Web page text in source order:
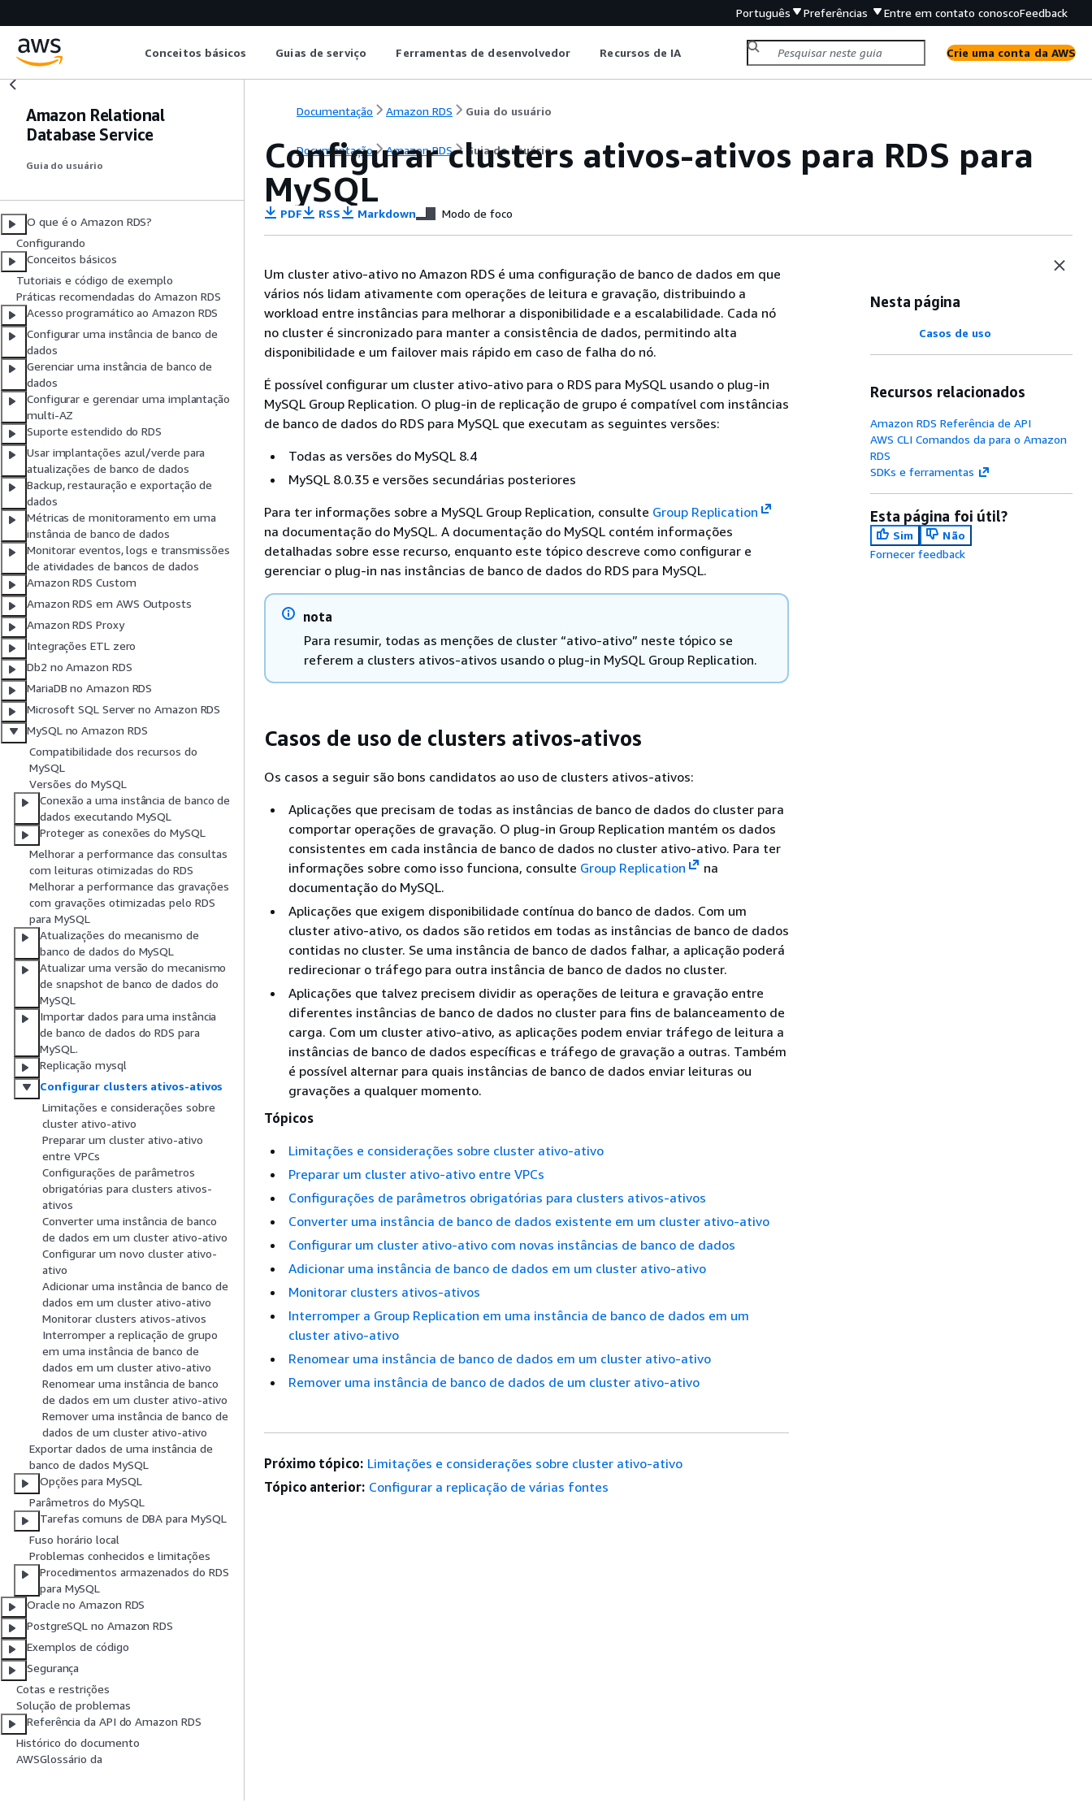
Português Preferências Entre em contato conoscoFeedback
Conceitos básicos Guias de serviço Ferramentas de desenvolvedor Recursos de IA Crie uma conta da AWS
Amazon Relational
Database Service
Guia do usuário
O que é o Amazon RDS?
Configurando
Conceitos básicos
Tutoriais e código de exemplo
Práticas recomendadas do Amazon RDS
Acesso programático ao Amazon RDS
Configurar uma instância de banco de
dados
Gerenciar uma instância de banco de
dados
Configurar e gerenciar uma implantação
multi-AZ
Suporte estendido do RDS
Usar implantações azul/verde para
atualizações de banco de dados
Backup, restauração e exportação de
dados
Métricas de monitoramento em uma
instância de banco de dados
Monitorar eventos, logs e transmissões
de atividades de bancos de dados
Amazon RDS Custom
Amazon RDS em AWS Outposts
Amazon RDS Proxy
Integrações ETL zero
Db2 no Amazon RDS
MariaDB no Amazon RDS
Microsoft SQL Server no Amazon RDS
MySQL no Amazon RDS
Compatibilidade dos recursos do
MySQL
Versões do MySQL
Conexão a uma instância de banco de
dados executando MySQL
Proteger as conexões do MySQL
Melhorar a performance das consultas
com leituras otimizadas do RDS
Melhorar a performance das gravações
com gravações otimizadas pelo RDS
para MySQL
Atualizações do mecanismo de
banco de dados do MySQL
Atualizar uma versão do mecanismo
de snapshot de banco de dados do
MySQL
Importar dados para uma instância
de banco de dados do RDS para
MySQL.
Replicação mysql
Configurar clusters ativos-ativos
Limitações e considerações sobre
cluster ativo-ativo
Preparar um cluster ativo-ativo
entre VPCs
Configurações de parâmetros
obrigatórias para clusters ativos-
ativos
Converter uma instância de banco
de dados em um cluster ativo-ativo
Configurar um novo cluster ativo-
ativo
Adicionar uma instância de banco de
dados em um cluster ativo-ativo
Monitorar clusters ativos-ativos
Interromper a replicação de grupo
em uma instância de banco de
dados em um cluster ativo-ativo
Renomear uma instância de banco
de dados em um cluster ativo-ativo
Remover uma instância de banco de
dados de um cluster ativo-ativo
Exportar dados de uma instância de
banco de dados MySQL
Opções para MySQL
Parâmetros do MySQL
Tarefas comuns de DBA para MySQL
Fuso horário local
Problemas conhecidos e limitações
Procedimentos armazenados do RDS
para MySQL
Oracle no Amazon RDS
PostgreSQL no Amazon RDS
Exemplos de código
Segurança
Cotas e restrições
Solução de problemas
Referência da API do Amazon RDS
Histórico do documento
AWSGlossário da
Documentação Amazon RDS Guia do usuário
Documentação Amazon RDS Guia do usuário
Configurar clusters ativos-ativos para RDS para
MySQL
PDF RSS Markdown Modo de foco
Um cluster ativo-ativo no Amazon RDS é uma configuração de banco de dados em que
vários nós lidam ativamente com operações de leitura e gravação, distribuindo a
workload entre instâncias para melhorar a disponibilidade e a escalabilidade. Cada nó
no cluster é sincronizado para manter a consistência de dados, permitindo alta
disponibilidade e um failover mais rápido em caso de falha do nó.
É possível configurar um cluster ativo-ativo para o RDS para MySQL usando o plug-in
MySQL Group Replication. O plug-in de replicação de grupo é compatível com instâncias
de banco de dados do RDS para MySQL que executam as seguintes versões:
Todas as versões do MySQL 8.4
MySQL 8.0.35 e versões secundárias posteriores
Para ter informações sobre a MySQL Group Replication, consulte Group Replication
na documentação do MySQL. A documentação do MySQL contém informações
detalhadas sobre esse recurso, enquanto este tópico descreve como configurar e
gerenciar o plug-in nas instâncias de banco de dados do RDS para MySQL.
nota
Para resumir, todas as menções de cluster “ativo-ativo” neste tópico se
referem a clusters ativos-ativos usando o plug-in MySQL Group Replication.
Casos de uso de clusters ativos-ativos
Os casos a seguir são bons candidatos ao uso de clusters ativos-ativos:
Aplicações que precisam de todas as instâncias de banco de dados do cluster para
comportar operações de gravação. O plug-in Group Replication mantém os dados
consistentes em cada instância de banco de dados no cluster ativo-ativo. Para ter
informações sobre como isso funciona, consulte Group Replication
na
documentação do MySQL.
Aplicações que exigem disponibilidade contínua do banco de dados. Com um
cluster ativo-ativo, os dados são retidos em todas as instâncias de banco de dados
contidas no cluster. Se uma instância de banco de dados falhar, a aplicação poderá
redirecionar o tráfego para outra instância de banco de dados no cluster.
Aplicações que talvez precisem dividir as operações de leitura e gravação entre
diferentes instâncias de banco de dados no cluster para fins de balanceamento de
carga. Com um cluster ativo-ativo, as aplicações podem enviar tráfego de leitura a
instâncias de banco de dados específicas e tráfego de gravação a outras. Também
é possível alternar para quais instâncias de banco de dados enviar leituras ou
gravações a qualquer momento.
Tópicos
Limitações e considerações sobre cluster ativo-ativo
Preparar um cluster ativo-ativo entre VPCs
Configurações de parâmetros obrigatórias para clusters ativos-ativos
Converter uma instância de banco de dados existente em um cluster ativo-ativo
Configurar um cluster ativo-ativo com novas instâncias de banco de dados
Adicionar uma instância de banco de dados em um cluster ativo-ativo
Monitorar clusters ativos-ativos
Interromper a Group Replication em uma instância de banco de dados em um
cluster ativo-ativo
Renomear uma instância de banco de dados em um cluster ativo-ativo
Remover uma instância de banco de dados de um cluster ativo-ativo
Nesta página
Casos de uso
Recursos relacionados
Amazon RDS Referência de API
AWS CLI Comandos da para o Amazon
RDS
SDKs e ferramentas
Esta página foi útil?
Sim
Não
Fornecer feedback
Próximo tópico: Limitações e considerações sobre cluster ativo-ativo
Tópico anterior: Configurar a replicação de várias fontes